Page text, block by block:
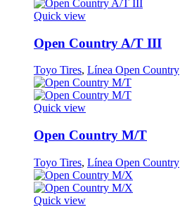
Quick view
Open Country A/T III
Toyo Tires, Línea Open Country
Quick view
Open Country M/T
Toyo Tires, Línea Open Country
Quick view